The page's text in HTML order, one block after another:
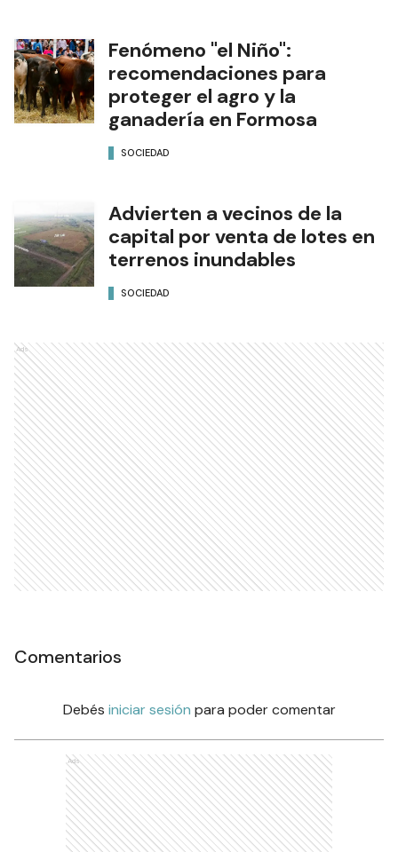
Fenómeno "el Niño":
recomendaciones para
proteger el agro y la
ganadería en Formosa
SOCIEDAD
Advierten a vecinos de la
capital por venta de lotes en
terrenos inundables
SOCIEDAD
Ads
Comentarios
Debés iniciar sesión para poder comentar
Ads